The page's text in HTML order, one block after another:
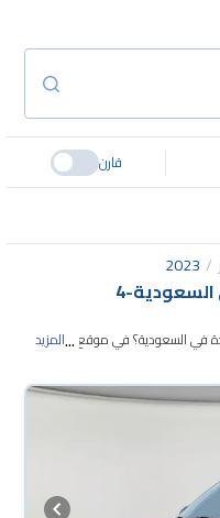
قارن
2023
-
4
مستعملة أو جديدة في السعودية؟ في موقع
تويوتا رايز 2023 المستعملة مضمونة ومفحوصة بأكثر من 200 نقطة وتقدر تجربها
...المزيد